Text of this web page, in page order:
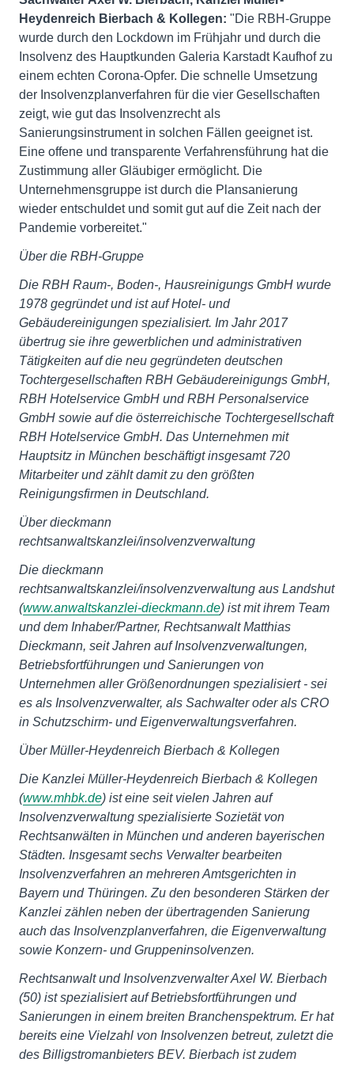
Heydenreich Bierbach & Kollegen: "Die RBH-Gruppe
wurde durch den Lockdown im Frühjahr und durch die
Insolvenz des Hauptkunden Galeria Karstadt Kaufhof zu
einem echten Corona-Opfer. Die schnelle Umsetzung
der Insolvenzplanverfahren für die vier Gesellschaften
zeigt, wie gut das Insolvenzrecht als
Sanierungsinstrument in solchen Fällen geeignet ist.
Eine offene und transparente Verfahrensführung hat die
Zustimmung aller Gläubiger ermöglicht. Die
Unternehmensgruppe ist durch die Plansanierung
wieder entschuldet und somit gut auf die Zeit nach der
Pandemie vorbereitet."
Über die RBH-Gruppe
Die RBH Raum-, Boden-, Hausreinigungs GmbH wurde
1978 gegründet und ist auf Hotel- und
Gebäudereinigungen spezialisiert. Im Jahr 2017
übertrug sie ihre gewerblichen und administrativen
Tätigkeiten auf die neu gegründeten deutschen
Tochtergesellschaften RBH Gebäudereinigungs GmbH,
RBH Hotelservice GmbH und RBH Personalservice
GmbH sowie auf die österreichische Tochtergesellschaft
RBH Hotelservice GmbH. Das Unternehmen mit
Hauptsitz in München beschäftigt insgesamt 720
Mitarbeiter und zählt damit zu den größten
Reinigungsfirmen in Deutschland.
Über dieckmann
rechtsanwaltskanzlei/insolvenzverwaltung
Die dieckmann
rechtsanwaltskanzlei/insolvenzverwaltung aus Landshut
(www.anwaltskanzlei-dieckmann.de) ist mit ihrem Team
und dem Inhaber/Partner, Rechtsanwalt Matthias
Dieckmann, seit Jahren auf Insolvenzverwaltungen,
Betriebsfortführungen und Sanierungen von
Unternehmen aller Größenordnungen spezialisiert - sei
es als Insolvenzverwalter, als Sachwalter oder als CRO
in Schutzschirm- und Eigenverwaltungsverfahren.
Über Müller-Heydenreich Bierbach & Kollegen
Die Kanzlei Müller-Heydenreich Bierbach & Kollegen
(www.mhbk.de) ist eine seit vielen Jahren auf
Insolvenzverwaltung spezialisierte Sozietät von
Rechtsanwälten in München und anderen bayerischen
Städten. Insgesamt sechs Verwalter bearbeiten
Insolvenzverfahren an mehreren Amtsgerichten in
Bayern und Thüringen. Zu den besonderen Stärken der
Kanzlei zählen neben der übertragenden Sanierung
auch das Insolvenzplanverfahren, die Eigenverwaltung
sowie Konzern- und Gruppeninsolvenzen.
Rechtsanwalt und Insolvenzverwalter Axel W. Bierbach
(50) ist spezialisiert auf Betriebsfortführungen und
Sanierungen in einem breiten Branchenspektrum. Er hat
bereits eine Vielzahl von Insolvenzen betreut, zuletzt die
des Billigstromanbieters BEV. Bierbach ist zudem